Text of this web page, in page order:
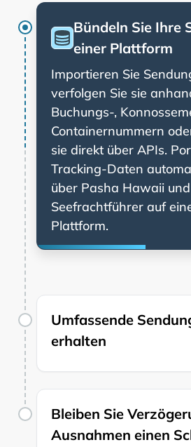
Bündeln Sie Ihre
einer Plattform
Importieren Sie
verfolgen Sie sie
Buchungs-,
Containernummern
sie direkt über APIs.
Tracking-Daten
über
Seefrachtführer auf
Plattform.
Umfassende
erhalten
Bleiben Sie
Ausnahmen einen